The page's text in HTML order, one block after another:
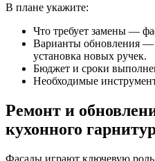
В плане укажите:
Что требует замены —
Варианты обновления —
установка новых ручек.
Бюджет и сроки
Необходимые
Ремонт и
кухонного
Фасады играют ключевую роль